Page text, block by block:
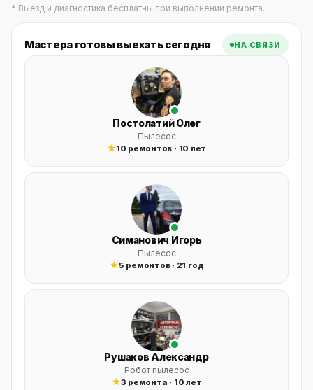
* Выезд и диагностика бесплатны при выполнении ремонта.
Мастера готовы выехать сегодня НА СВЯЗИ
Постолатий Олег
Пылесос
10 ремонтов · 10 лет
Симанович Игорь
Пылесос
5 ремонтов · 21 год
Рушаков Александр
Робот пылесос
3 ремонта · 10 лет